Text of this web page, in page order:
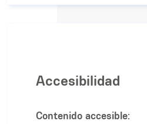
Accesibilidad
Contenido accesible: